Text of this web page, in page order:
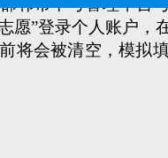
郸市中考管理平台
”登录个人账户，
将会被清空，模拟